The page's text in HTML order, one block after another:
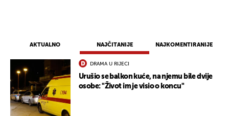
AKTUALNO NAJČITANIJE NAJKOMENTIRANIJE
DRAMA U RIJECI
Urušio se balkon kuće, na njemu bile dvije
osobe: "Život im je visio o koncu"
UKLJUČITE NOTIFIKACIJE